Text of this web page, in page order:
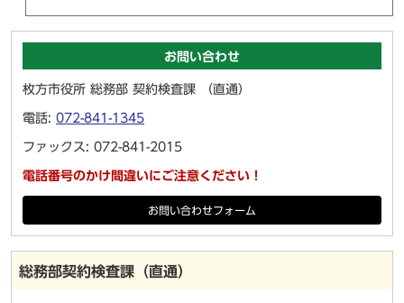
お問い合わせ
枚方市役所 総務部 契約検査課 （直通）
電話: 072-841-1345
ファックス: 072-841-2015
電話番号のかけ間違いにご注意ください！
お問い合わせフォーム
総務部契約検査課（直通）